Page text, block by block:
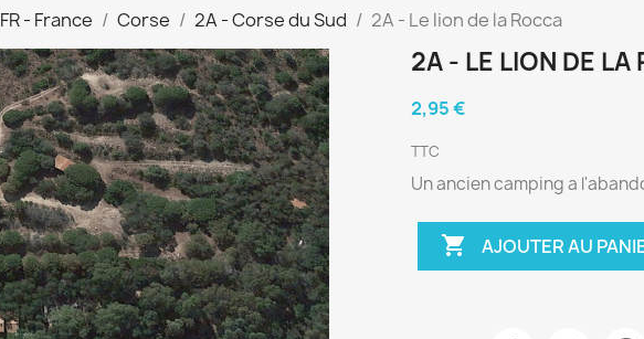
FR - France Corse 2A - Corse du Sud 2A - Le lion de la Rocca
2A - LE LION DE LA
2,95 €
TTC
Un ancien camping a
 AJOUTER AU